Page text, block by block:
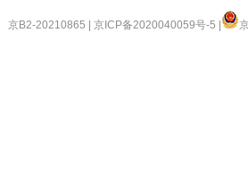
京B2-20210865 京ICP备2020040059号-5